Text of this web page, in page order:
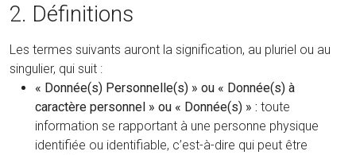
2. Définitions
Les termes suivants auront la signification, au pluriel ou au
singulier, qui suit :
« Donnée(s) Personnelle(s) » ou « Donnée(s) à
caractère personnel » ou « Donnée(s) » : toute
information se rapportant à une personne physique
identifiée ou identifiable, c’est-à-dire qui peut être